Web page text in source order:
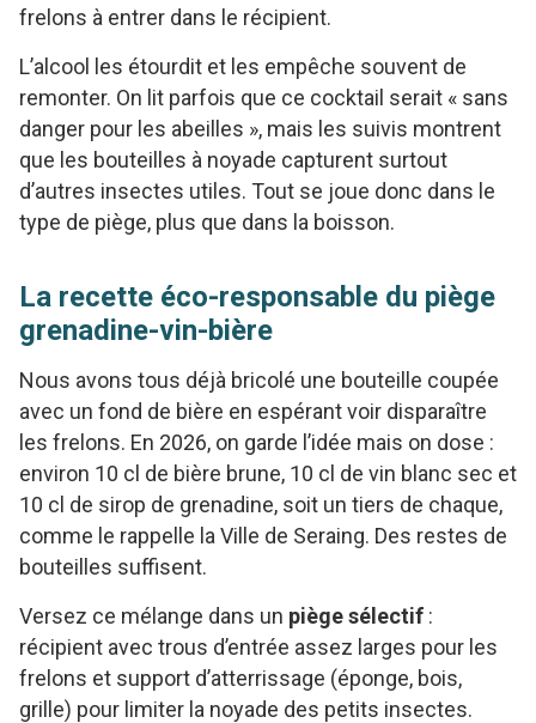
frelons à entrer dans le récipient.
L’alcool les étourdit et les empêche souvent de
remonter. On lit parfois que ce cocktail serait « sans
danger pour les abeilles », mais les suivis montrent
que les bouteilles à noyade capturent surtout
d’autres insectes utiles. Tout se joue donc dans le
type de piège, plus que dans la boisson.
La recette éco-responsable du piège
grenadine-vin-bière
Nous avons tous déjà bricolé une bouteille coupée
avec un fond de bière en espérant voir disparaître
les frelons. En 2026, on garde l’idée mais on dose :
environ 10 cl de bière brune, 10 cl de vin blanc sec et
10 cl de sirop de grenadine, soit un tiers de chaque,
comme le rappelle la Ville de Seraing. Des restes de
bouteilles suffisent.
Versez ce mélange dans un piège sélectif :
récipient avec trous d’entrée assez larges pour les
frelons et support d’atterrissage (éponge, bois,
grille) pour limiter la noyade des petits insectes.